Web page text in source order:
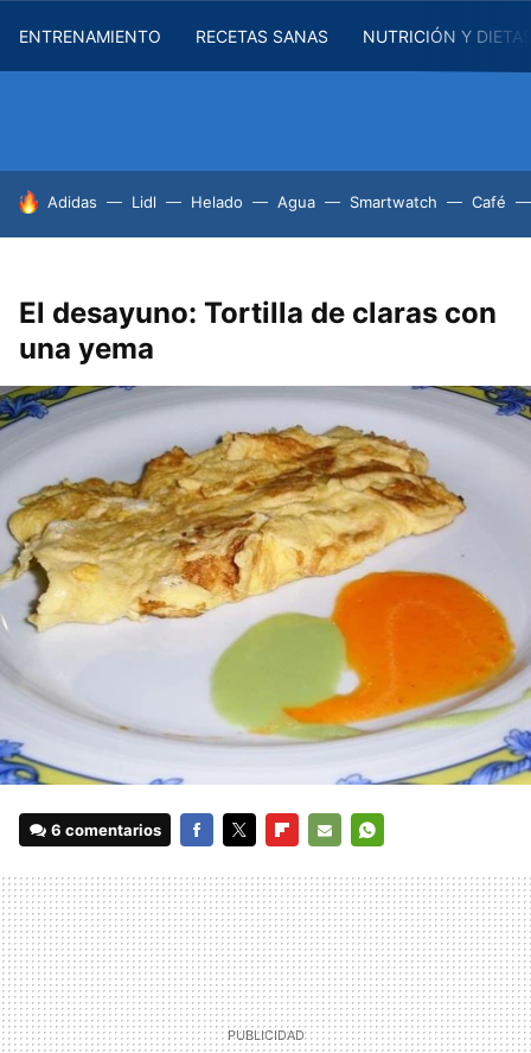
ENTRENAMIENTO RECETAS SANAS NUTRICIÓN Y
HOY SE HABLA DE
Adidas Lidl Helado Agua Smartwatch Café
El desayuno: Tortilla de claras con
una yema
6 comentarios
MAIL